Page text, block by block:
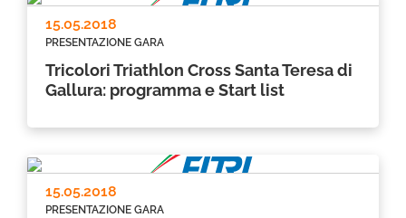
Tricolori Triathlon Cross Santa Teresa di
Gallura: programma e Start list
PRESENTAZIONE GARA
15.05.2018
PRESENTAZIONE GARA
15.05.2018